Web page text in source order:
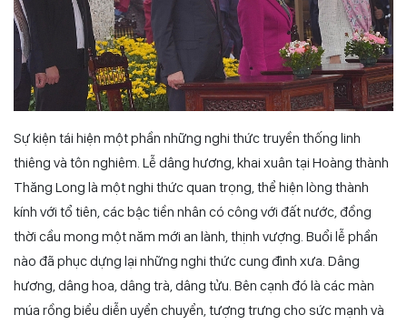
Sự kiện tái hiện một phần những nghi thức truyền thống linh
thiêng và tôn nghiêm. Lễ dâng hương, khai xuân tại Hoàng thành
Thăng Long là một nghi thức quan trọng, thể hiện lòng thành
kính với tổ tiên, các bậc tiền nhân có công với đất nước, đồng
thời cầu mong một năm mới an lành, thịnh vượng. Buổi lễ phần
nào đã phục dựng lại những nghi thức cung đình xưa. Dâng
hương, dâng hoa, dâng trà, dâng tửu. Bên cạnh đó là các màn
múa rồng biểu diễn uyển chuyển, tượng trưng cho sức mạnh và